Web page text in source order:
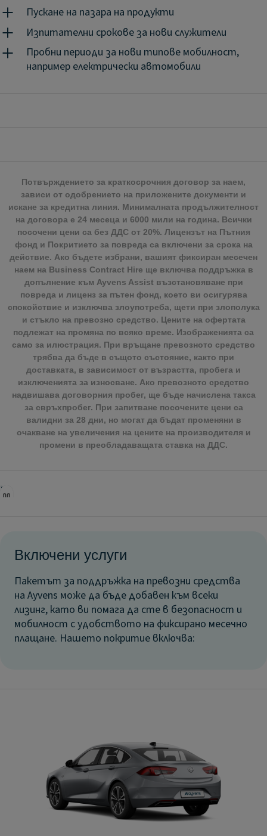
Гъвкава мобилност означава, че получавате
точното решение в точното време и на точната
цена. Ayvens Flex е просто и ефективно решение за
мобилност, подходящо за период от 1 до 24
месеца.Продуктът съчетава предимството да
върху основния си бизнес.
Пускане на пазара на продукти
Изпитателни срокове за нови служители
Пробни периоди за нови типове мобилност,
например електрически автомобили
Потвърждението за краткосрочния договор за наем,
зависи от одобрението на приложените документи и
искане за кредитна линия. Минималната продължителност
на договора е 24 месеца и 6000 мили на година. Всички
посочени цени са без ДДС от 20%. Лицензът на Пътния
фонд и Покритието за повреда са включени за срока на
действие. Ако бъдете избрани, вашият фиксиран месечен
наем на Business Contract Hire ще включва поддръжка в
допълнение към Ayvens Assist възстановяване при
повреда и лиценз за пътен фонд, което ви осигурява
спокойствие и изключва злоупотреба, щети при злополука
и стъкло на превозно средство. Цените на офертата
подлежат на промяна по всяко време. Изображенията са
само за илюстрация. При връщане превозното средство
трябва да бъде в същото състояние, както при
доставката, в зависимост от възрастта, пробега и
изключенията за износване. Ако превозното средство
надвишава договорния пробег, ще бъде начислена такса
за свръхпробег. При запитване посочените цени са
валидни за 28 дни, но могат да бъдат променяни в
очакване на увеличения на цените на производителя и
промени в преобладаващата ставка на ДДС.
Включени услуги
Пакетът за поддръжка на превозни средства
на Ayvens може да бъде добавен към всеки
лизинг, като ви помага да сте в безопасност и
мобилност с удобството на фиксирано месечно
плащане. Нашето покритие включва: